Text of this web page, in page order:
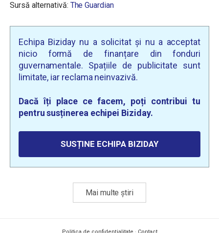
Sursă alternativă: The Guardian
Echipa Biziday nu a solicitat și nu a acceptat
nicio formă de finanțare din fonduri
guvernamentale. Spațiile de publicitate sunt
limitate, iar reclama neinvazivă.
Dacă îți place ce facem, poți contribui tu
pentru susținerea echipei Biziday.
SUSȚINE ECHIPA BIZIDAY
Mai multe știri